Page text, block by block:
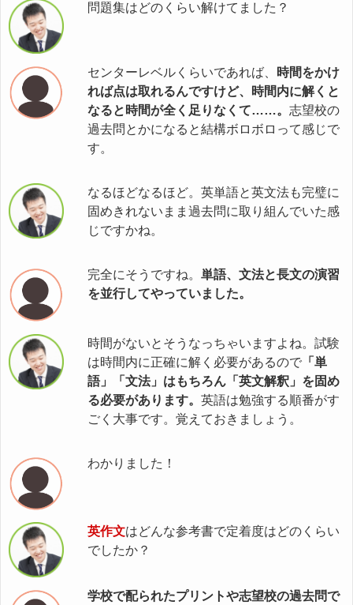
問題集はどのくらい解けてました？
センターレベルくらいであれば、
時間をかけ
れば点は取れるんですけど、時間内に解くと
なると時間が全く足りなくて……。 志望校の
過去問とかになると結構ボロボロって感じで
す。
なるほどなるほど。英単語と英文法も完璧に
固めきれないまま過去問に取り組んでいた感
じですかね。
完全にそうですね。 単語、文法と長文の演習
を並行してやっていました。
時間がないとそうなっちゃいますよね。試験
は時間内に正確に解く必要があるので 「単
語」「文法」はもちろん「英文解釈」を固め
る必要があります。 英語は勉強する順番がす
ごく大事です。覚えておきましょう。
わかりました！
英作文はどんな参考書で定着度はどのくらい
でしたか？
学校で配られたプリントや志望校の過去問で